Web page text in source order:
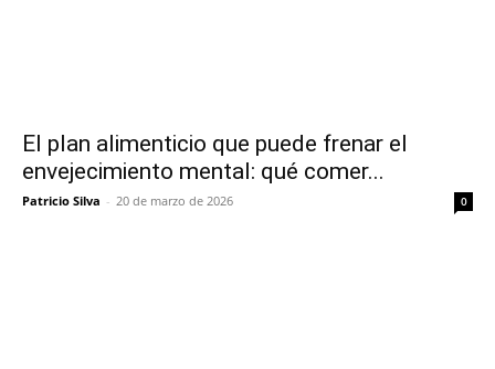
El plan alimenticio que puede frenar el
envejecimiento mental: qué comer...
Patricio Silva - 20 de marzo de 2026 0